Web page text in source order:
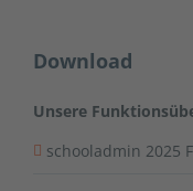
Download
Unsere
schooladmin 2025